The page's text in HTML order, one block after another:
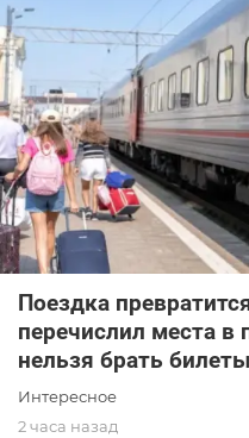
Поездка
перечислил места в
нельзя брать
Интересное
2 часа назад